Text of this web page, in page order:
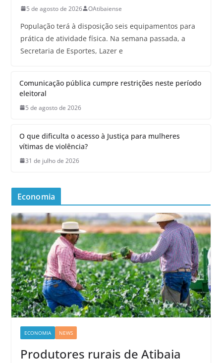
5 de agosto de 2026 OAtibaiense
População terá à disposição seis equipamentos para
prática de atividade física. Na semana passada, a
Secretaria de Esportes, Lazer e
Comunicação pública cumpre restrições neste período
eleitoral
5 de agosto de 2026
O que dificulta o acesso à Justiça para mulheres
vítimas de violência?
31 de julho de 2026
Economia
ECONOMIA NEWS
Produtores rurais de Atibaia